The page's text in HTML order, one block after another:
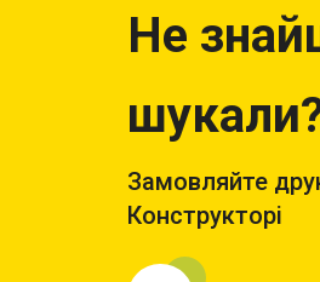
Не
Замовляйте
Конструкторі